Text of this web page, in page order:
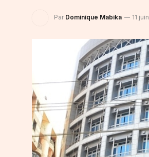
Par Dominique Mabika 11